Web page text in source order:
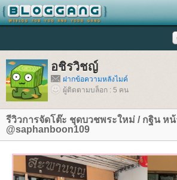
อชิรวิชญ์
ฝากข้อความหลังไมค์
ผู้ติดตามบล็อก : 5 คน
รีวิวการจัดโต๊ะ ชุดบวชพระใหม่ / กฐิน ห
@saphanboon109